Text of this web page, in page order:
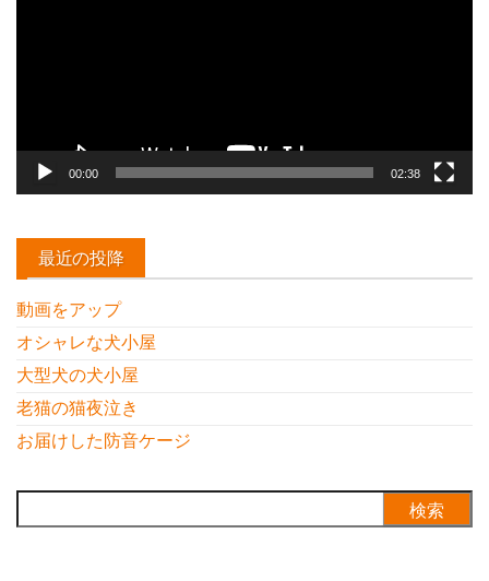
00:00 02:38
最近の投降
動画をアップ
オシャレな犬小屋
大型犬の犬小屋
老猫の猫夜泣き
お届けした防音ケージ
索: